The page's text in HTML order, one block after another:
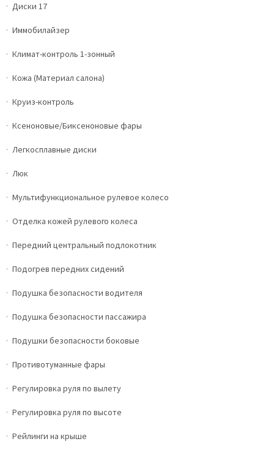
Диски 17
Иммобилайзер
Климат-контроль 1-зонный
Кожа (Материал салона)
Круиз-контроль
Ксеноновые/Биксеноновые фары
Легкосплавные диски
Люк
Мультифункциональное рулевое колесо
Отделка кожей рулевого колеса
Передний центральный подлокотник
Подогрев передних сидений
Подушка безопасности водителя
Подушка безопасности пассажира
Подушки безопасности боковые
Противотуманные фары
Регулировка руля по вылету
Регулировка руля по высоте
Рейлинги на крыше